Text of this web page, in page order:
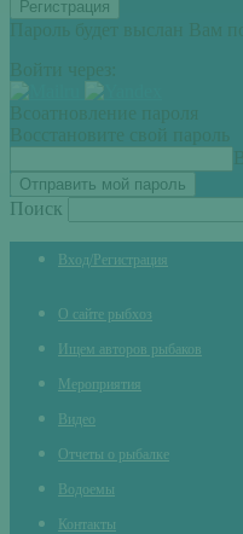
Пароль будет выслан Вам
Войти через:
Всоатновление пароля
Восстановите свой пароль
Поиск
Вход/Регистрация
О сайте рыбхоз
Ищем авторов рыбаков
Мероприятия
Видео
Отчеты о рыбалке
Водоемы
Контакты